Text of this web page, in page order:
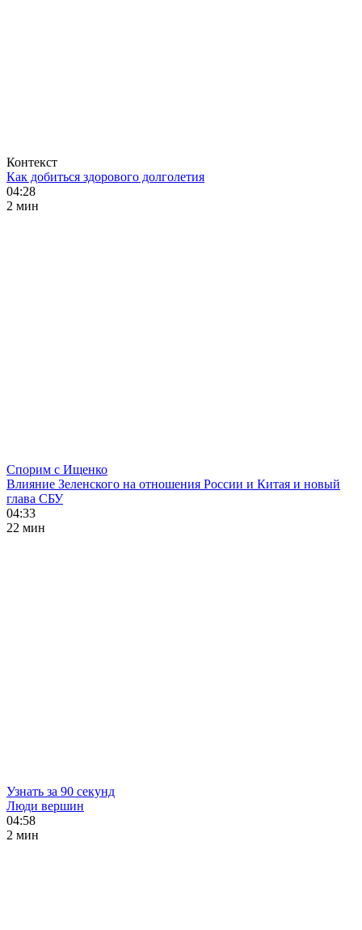
Контекст
Как добиться здорового долголетия
04:28
2 мин
Спорим с Ищенко
Влияние Зеленского на отношения России и Китая и новый
глава СБУ
04:33
22 мин
Узнать за 90 секунд
Люди вершин
04:58
2 мин